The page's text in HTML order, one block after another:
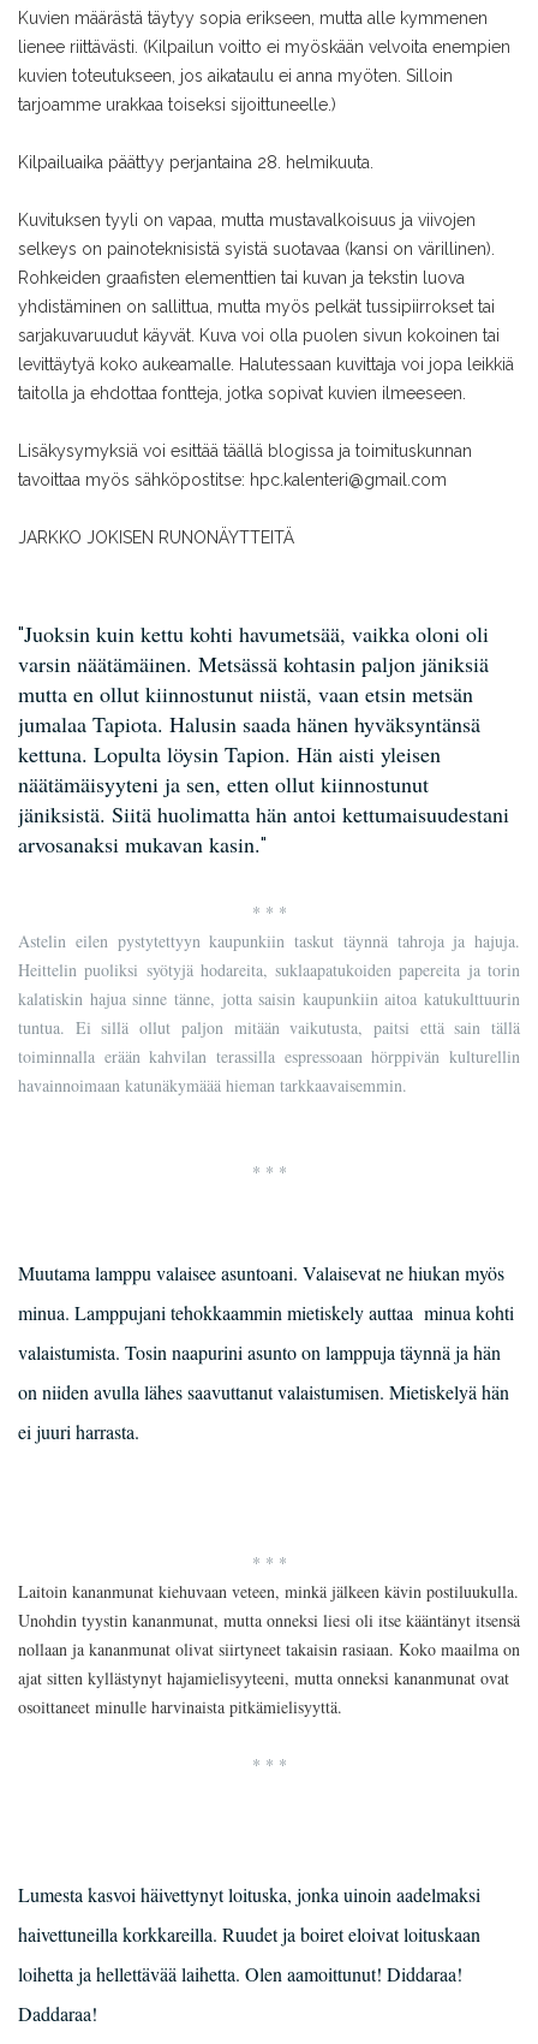
Kuvien määrästä täytyy sopia erikseen, mutta alle kymmenen
lienee riittävästi. (Kilpailun voitto ei myöskään velvoita enempien
kuvien toteutukseen, jos aikataulu ei anna myöten. Silloin
tarjoamme urakkaa toiseksi sijoittuneelle.)
Kilpailuaika päättyy perjantaina 28. helmikuuta.
Kuvituksen tyyli on vapaa, mutta mustavalkoisuus ja viivojen
selkeys on painoteknisistä syistä suotavaa (kansi on värillinen).
Rohkeiden graafisten elementtien tai kuvan ja tekstin luova
yhdistäminen on sallittua, mutta myös pelkät tussipiirrokset tai
sarjakuvaruudut käyvät. Kuva voi olla puolen sivun kokoinen tai
levittäytyä koko aukeamalle. Halutessaan kuvittaja voi jopa leikkiä
taitolla ja ehdottaa fontteja, jotka sopivat kuvien ilmeeseen.
Lisäkysymyksiä voi esittää täällä blogissa ja toimituskunnan
tavoittaa myös sähköpostitse: hpc.kalenteri@gmail.com
JARKKO JOKISEN RUNONÄYTTEITÄ
Juoksin kuin kettu kohti havumetsää, vaikka oloni oli
varsin näätämäinen. Metsässä kohtasin paljon jäniksiä
mutta en ollut kiinnostunut niistä, vaan etsin metsän
jumalaa Tapiota. Halusin saada hänen hyväksyntänsä
kettuna. Lopulta löysin Tapion. Hän aisti yleisen
näätämäisyyteni ja sen, etten ollut kiinnostunut
jäniksistä. Siitä huolimatta hän antoi kettumaisuudestani
arvosanaksi mukavan kasin.
* * *
Astelin eilen pystytettyyn kaupunkiin taskut täynnä tahroja ja hajuja.
Heittelin puoliksi syötyjä hodareita, suklaapatukoiden papereita ja torin
kalatiskin hajua sinne tänne, jotta saisin kaupunkiin aitoa katukulttuurin
tuntua. Ei sillä ollut paljon mitään vaikutusta, paitsi että sain tällä
toiminnalla erään kahvilan terassilla espressoaan hörppivän kulturellin
havainnoimaan katunäkymäää hieman tarkkaavaisemmin.
* * *
Muutama lamppu valaisee asuntoani. Valaisevat ne hiukan myös
minua. Lamppujani tehokkaammin mietiskely auttaa minua kohti
valaistumista. Tosin naapurini asunto on lamppuja täynnä ja hän
on niiden avulla lähes saavuttanut valaistumisen. Mietiskelyä hän
ei juuri harrasta.
* * *
Laitoin kananmunat kiehuvaan veteen, minkä jälkeen kävin postiluukulla.
Unohdin tyystin kananmunat, mutta onneksi liesi oli itse kääntänyt itsensä
nollaan ja kananmunat olivat siirtyneet takaisin rasiaan. Koko maailma on
ajat sitten kyllästynyt hajamielisyyteeni, mutta onneksi kananmunat ovat
osoittaneet minulle harvinaista pitkämielisyyttä.
* * *
Lumesta kasvoi häivettynyt loituska, jonka uinoin aadelmaksi
haivettuneilla korkkareilla. Ruudet ja boiret eloivat loituskaan
loihetta ja hellettävää laihetta. Olen aamoittunut! Diddaraa!
Daddaraa!